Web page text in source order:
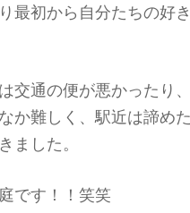
最初から自分たちの好
交通の便が悪かったり
か難しく、駅近は諦め
ました。
です！！笑笑